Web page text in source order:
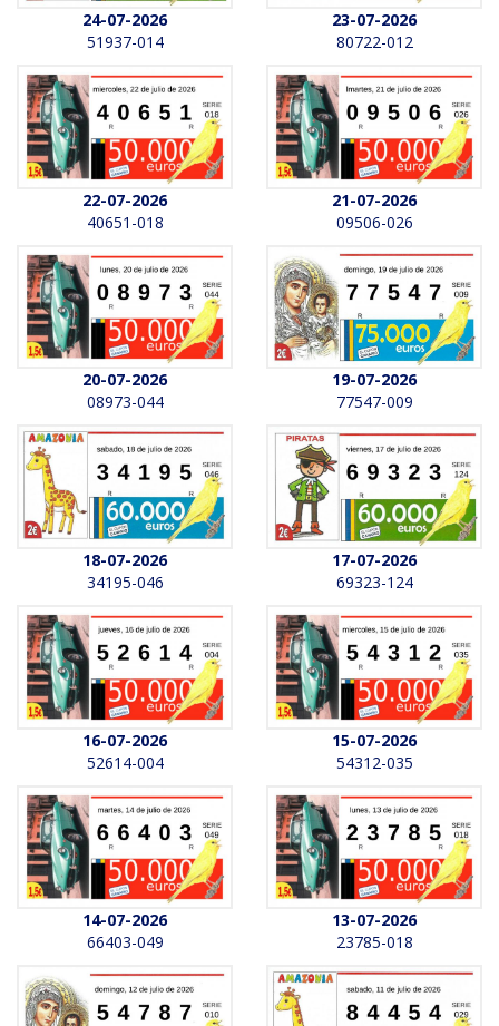
24-07-2026
51937-014
23-07-2026
80722-012
22-07-2026
40651-018
21-07-2026
09506-026
20-07-2026
08973-044
19-07-2026
77547-009
18-07-2026
34195-046
17-07-2026
69323-124
16-07-2026
52614-004
15-07-2026
54312-035
14-07-2026
66403-049
13-07-2026
23785-018